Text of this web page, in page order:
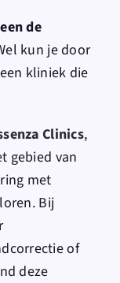
de
kun je door
kliniek die
Clinics,
gebied van
met
Bij
of
deze